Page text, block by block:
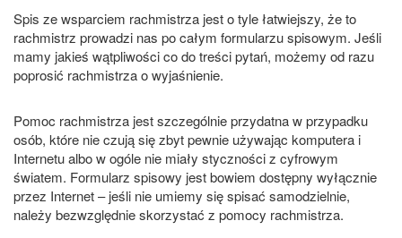
Spis ze wsparciem rachmistrza jest o tyle łatwiejszy, że to
rachmistrz prowadzi nas po całym formularzu spisowym. Jeśli
mamy jakieś wątpliwości co do treści pytań, możemy od razu
poprosić rachmistrza o wyjaśnienie.
Pomoc rachmistrza jest szczególnie przydatna w przypadku
osób, które nie czują się zbyt pewnie używając komputera i
Internetu albo w ogóle nie miały styczności z cyfrowym
światem. Formularz spisowy jest bowiem dostępny wyłącznie
przez Internet – jeśli nie umiemy się spisać samodzielnie,
należy bezwzględnie skorzystać z pomocy rachmistrza.